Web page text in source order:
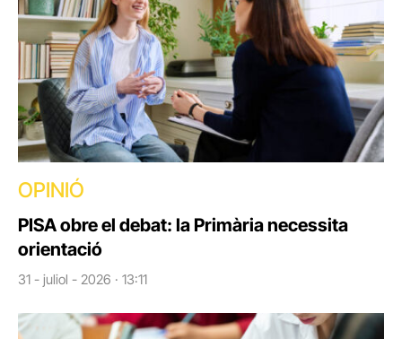
OPINIÓ
PISA obre el debat: la Primària necessita
orientació
31 - juliol - 2026 · 13:11